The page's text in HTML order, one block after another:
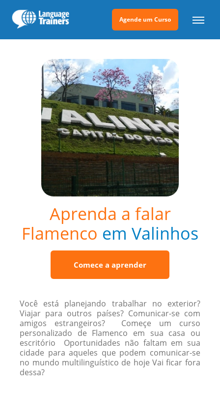
Agende um Curso
Aprenda a falar
Flamenco em Valinhos
Comece a aprender
Você está planejando trabalhar no exterior?
Viajar para outros países? Comunicar-se com
amigos estrangeiros? Começe um curso
personalizado de Flamenco em sua casa ou
escritório Oportunidades não faltam em sua
cidade para aqueles que podem comunicar-se
no mundo multilinguístico de hoje Vai ficar fora
dessa?